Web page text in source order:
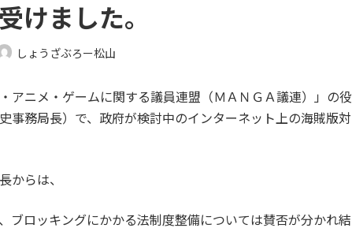
けました。
しょうざぶろー松山
アニメ・ゲームに関する議員連盟（ＭＡＮＧＡ議連）」の役
事務局長）で、政府が検討中のインターネット上の海賊版対
からは、
ブロッキングにかかる法制度整備については賛否が分かれ結